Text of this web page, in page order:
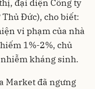
đại diện Công ty
Đức), cho biết:
vi phạm của nhà
1%-2%, chủ
kháng sinh.
Market đã ngưng